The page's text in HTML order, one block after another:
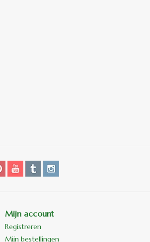
Mijn account
Registreren
Mijn bestellingen